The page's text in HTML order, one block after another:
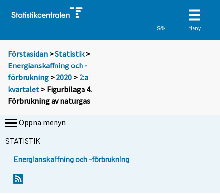
Sök Meny
Förstasidan >Statistik >
Energianskaffning och -
förbrukning > 2020 > 2:a
kvartalet > Figurbilaga 4.
Förbrukning av naturgas
Öppna menyn
STATISTIK
Energianskaffning och -förbrukning